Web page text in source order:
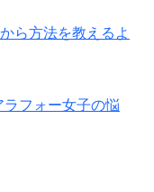
ら方法を教えるよ
フォー女子の悩